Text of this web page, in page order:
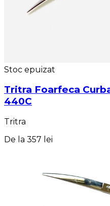
Stoc epuizat
Tritra Foarfeca
440C
Tritra
De la 357 lei